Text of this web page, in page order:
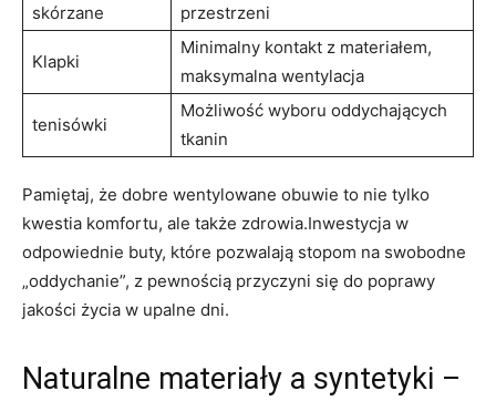
skórzane
‌przestrzeni
Klapki
Minimalny ⁤kontakt z materiałem,
maksymalna‍ wentylacja
tenisówki
Możliwość ⁢wyboru oddychających
tkanin
Pamiętaj, że dobre wentylowane⁢ obuwie to nie tylko
kwestia​ komfortu, ale także‍ zdrowia.Inwestycja w
odpowiednie buty, które ‌pozwalają stopom na swobodne
„oddychanie”, z pewnością przyczyni się do poprawy
jakości życia w upalne dni.
Naturalne⁢ materiały a syntetyki –